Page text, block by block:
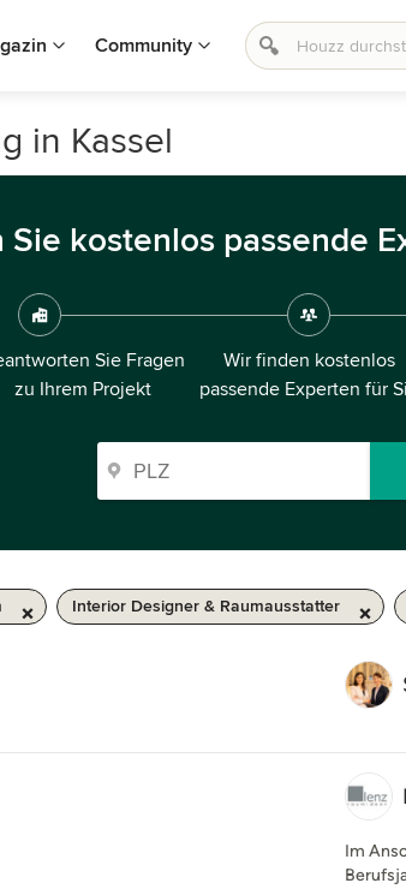
Community
in Kassel
Sie kostenlos passende
Sie Fragen
zu Ihrem Projekt
Wir finden kostenlos
passende Experten für
Interior Designer & Raumausstatter
Im